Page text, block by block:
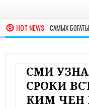
HOT NEWS
РЕЙТИНГ САМЫХ
СМИ
СРОКИ
КИМ ЧЕН